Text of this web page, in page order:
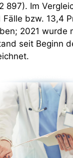
897). Im
bzw. 13,4
2021 wurde
seit Beginn